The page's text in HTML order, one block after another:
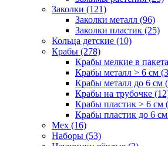
Заколки (121)
Заколки металл (96)
Заколки пластик (25)
Кольца детские (10)
Крабы (278)
Крабы мелкие в
Крабы металл > 6 см
Крабы металл до 6 см
Крабы на трубочке
Крабы пластик > 6 см
Крабы пластик до 6
Мех (16)
Наборы (53)